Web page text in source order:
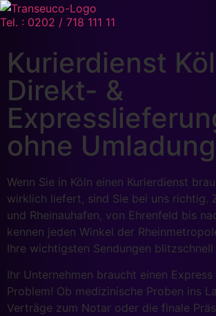
Tel. : 0202 / 718 111 11
Kurierdienst
Direkt- &
ohne Umladung
Wenn Sie in Köln einen Kurierdienst
wirklich liefert, sind Sie bei uns richtig.
und Rheinauhafen, von Ehrenfeld bis
kennen jeden Winkel der
Ihre wichtigsten Sendungen blitzschnell
Ihr Unternehmen braucht einen Express
Problem! Ob medizinische Proben ins
Verträge zum Notar oder die finale